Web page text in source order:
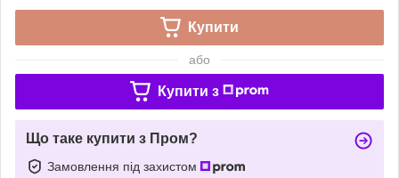
Купити
або
Купити з
Що таке купити з Пром?
Замовлення під захистом